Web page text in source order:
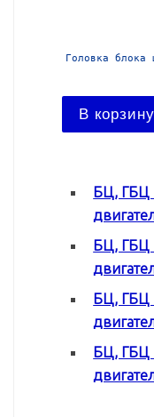
Головка
В корзину
БЦ, ГБЦ
БЦ, ГБЦ
БЦ, ГБЦ
БЦ, ГБЦ